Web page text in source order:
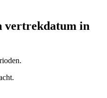
vertrekdatum in